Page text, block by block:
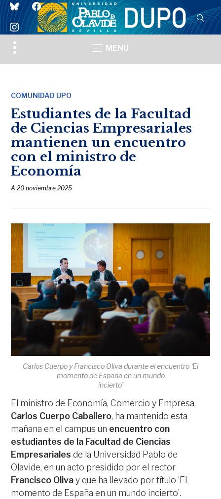
blueskyfacebook
instagram
Toggle
sidebar
MENU
COMUNIDAD UPO
Estudiantes de la Facultad
de Ciencias Empresariales
mantienen un encuentro
con el ministro de
Economía
A20 noviembre 2025
Carlos Cuerpo y Francisco Oliva durante el encuentro ‘El
momento de España en un mundo
incierto’
El ministro de Economía, Comercio y Empresa,
Carlos Cuerpo Caballero, ha mantenido esta
mañana en el campus un encuentro con
estudiantes de la Facultad de Ciencias
Empresariales de la Universidad Pablo de
Olavide, en un acto presidido por el rector
Francisco Olivay que ha llevado por título ‘El
momento de España en un mundo incierto’.